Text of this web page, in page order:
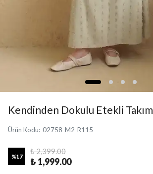
Kendinden Dokulu Etekli Takım
Ürün Kodu: 02758-M2-R115
%17
₺ 2,399.00
₺ 1,999.00